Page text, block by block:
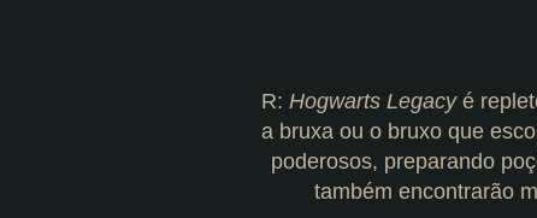
R: Hogwarts Legacyé
a bruxa ou o bruxo que
poderosos, preparando
também encontrarão